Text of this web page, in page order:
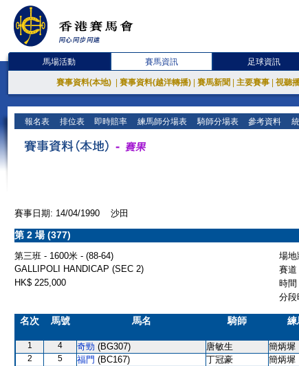
馬場活動 賽馬資訊 足球資訊
賽事資料(本地) 賽事資料(越洋轉播) 賽馬新聞 主要賽事 視聽
報名表 排位表 即時賠率 練馬師分場表 騎師分場表 參考資料
賽事日期: 14/04/1990 沙田
第 2 場 (377)
第三班 - 1600米 - (88-64) 場地
GALLIPOLI HANDICAP (SEC 2)
賽道
HK$ 225,000
時間
分段
名次 馬號 馬名 騎師 練
1 4 奇勁 (BG307) 唐敏生 簡炳墀
2
5 福門 (BC167) 丁冠豪 簡炳墀